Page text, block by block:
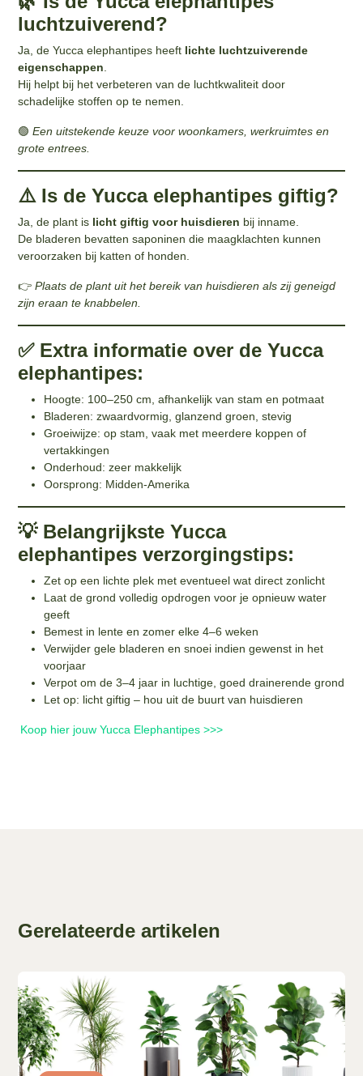
luchtzuiverend?
Ja, de Yucca elephantipes heeft lichte luchtzuiverende
eigenschappen
Hij helpt bij het verbeteren van de luchtkwaliteit door
schadelijke stoffen op te nemen.
🟢Een uitstekende keuze voor woonkamers, werkruimtes en
grote entrees.
⚠️ Is de Yucca elephantipes giftig?
Ja, de plant is licht giftig voor huisdieren bij inname.
De bladeren bevatten saponinen die maagklachten kunnen
veroorzaken bij katten of honden.
👉Plaats de plant uit het bereik van huisdieren als zij geneigd
zijn eraan te knabbelen.
✅ Extra informatie over de Yucca
elephantipes:
Hoogte: 100–250 cm, afhankelijk van stam en potmaat
Bladeren: zwaardvormig, glanzend groen, stevig
Groeiwijze: op stam, vaak met meerdere koppen of
vertakkingen
Onderhoud: zeer makkelijk
Oorsprong: Midden-Amerika
💡 Belangrijkste Yucca
elephantipes verzorgingstips:
Zet op een lichte plek met eventueel wat direct zonlicht
Laat de grond volledig opdrogen voor je opnieuw water
geeft
Bemest in lente en zomer elke 4–6 weken
Verwijder gele bladeren en snoei indien gewenst in het
voorjaar
Verpot om de 3–4 jaar in luchtige, goed drainerende grond
Let op: licht giftig – hou uit de buurt van huisdieren
Koop hier jouw Yucca Elephantipes >>>
Gerelateerde artikelen